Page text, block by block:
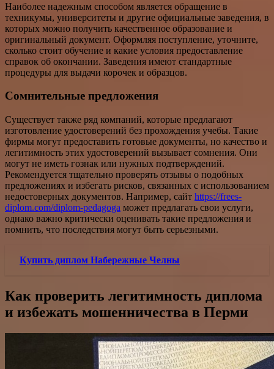
Наиболее надежным способом является обращение в
техникумы, университеты и другие официальные заведения, в
которых можно получить качественное образование и
оригинальный документ. Оформляя поступление, уточните,
сколько стоит обучение и какие условия предоставление
справок об окончании. Заведения имеют стандартные
процедуры для выдачи корочек и образцов.
Сомнительные предложения
Существует также ряд компаний, которые предлагают
изготовление удостоверений без прохождения учебы. Такие
фирмы могут предоставить готовые документы, но качество и
легитимность этих удостоверений вызывает сомнения. Они
могут не иметь гознак или нужных подтверждений.
Рекомендуется тщательно проверять отзывы о подобных
предложениях и избегать рисков, связанных с использованием
недостоверных документов. Например, сайт https://frees-
diplom.com/diplom-pedagoga может предлагать свои услуги,
однако важно критически оценивать такие предложения и
помнить, что последствия могут быть серьезными.
Купить диплом Набережные Челны
Как проверить легитимность диплома
и избежать мошенничества в Перми